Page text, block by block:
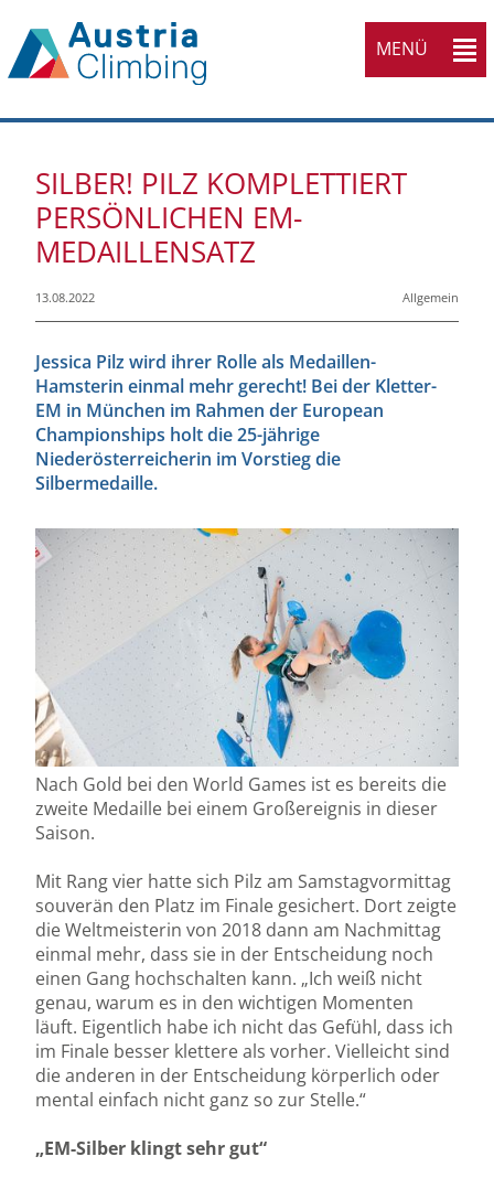
MENÜ
SILBER! PILZ KOMPLETTIERT
PERSÖNLICHEN EM-
MEDAILLENSATZ
13.08.2022 Allgemein
Jessica Pilz wird ihrer Rolle als Medaillen-
Hamsterin einmal mehr gerecht! Bei der Kletter-
EM in München im Rahmen der European
Championships holt die 25-jährige
Niederösterreicherin im Vorstieg die
Silbermedaille.
Nach Gold bei den World Games ist es bereits die
zweite Medaille bei einem Großereignis in dieser
Saison.
Mit Rang vier hatte sich Pilz am Samstagvormittag
souverän den Platz im Finale gesichert. Dort zeigte
die Weltmeisterin von 2018 dann am Nachmittag
einmal mehr, dass sie in der Entscheidung noch
einen Gang hochschalten kann. „Ich weiß nicht
genau, warum es in den wichtigen Momenten
läuft. Eigentlich habe ich nicht das Gefühl, dass ich
im Finale besser klettere als vorher. Vielleicht sind
die anderen in der Entscheidung körperlich oder
mental einfach nicht ganz so zur Stelle.“
„EM-Silber klingt sehr gut“